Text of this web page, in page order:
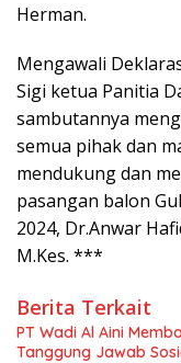
Herman.
Mengawali
Sigi ketua Panitia
sambutannya
semua pihak dan
mendukung dan
pasangan balon
2024, Dr.Anwar
M.Kes. ***
Berita Terkait
PT Wadi Al Aini
Tanggung Jawab